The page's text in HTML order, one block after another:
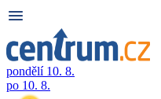
pondělí 10. 8.
po 10. 8.